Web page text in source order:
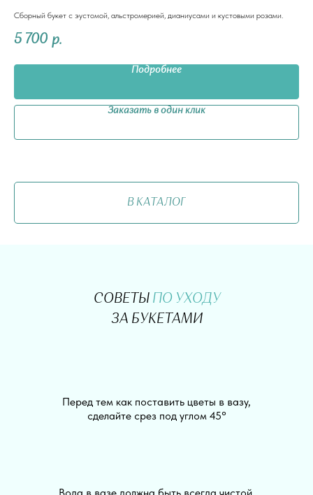
Сборный букет с эустомой, альстромерией, дианиусами и кустовыми розами.
5 700 р.
Подробнее
Заказать в один клик
В КАТАЛОГ
СОВЕТЫ ПО УХОДУ
ЗА БУКЕТАМИ
Перед тем как поставить цветы в вазу,
сделайте срез под углом 45°
Вода в вазе должна быть всегда чистой,